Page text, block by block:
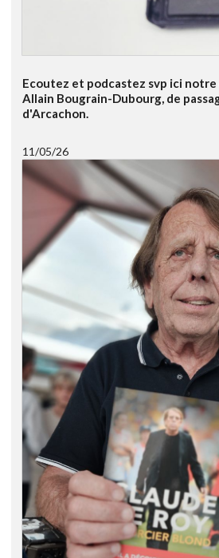
Ecoutez et podcastez svp ici
Allain Bougrain-Dubourg, de
d'Arcachon.
11/05/26